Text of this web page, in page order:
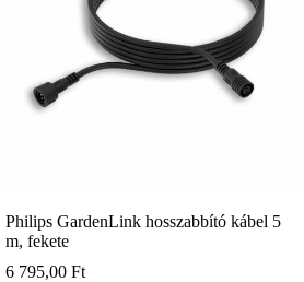
Philips GardenLink hosszabbító kábel 5
m, fekete
6 795,00 Ft